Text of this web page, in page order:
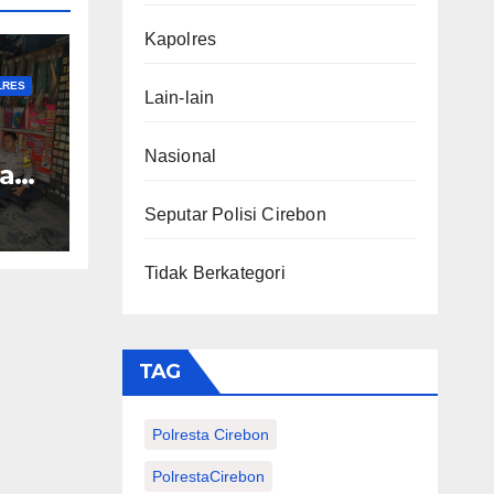
Kapolres
Lain-lain
Nasional
Seputar Polisi Cirebon
Tidak Berkategori
TAG
Polresta Cirebon
PolrestaCirebon